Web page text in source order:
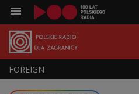
FOREIGN